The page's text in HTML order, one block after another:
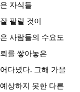
자식들
팔릴 것이
사람들의 수요도
를 쌓아놓은
다녔다. 그해 가을
상하지 못한 다른